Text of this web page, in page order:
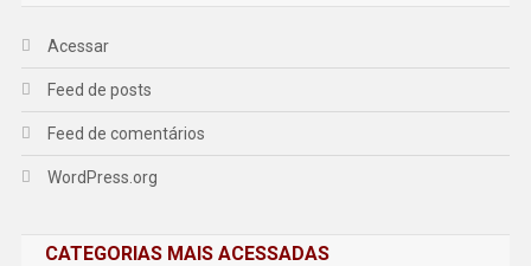
Acessar
Feed de posts
Feed de comentários
WordPress.org
CATEGORIAS MAIS ACESSADAS